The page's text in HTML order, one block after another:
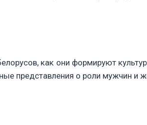
как они формируют
представления о роли мужчин и